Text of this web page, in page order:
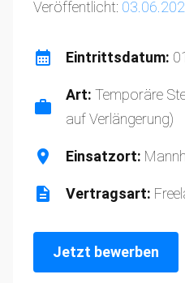
Veröffentlicht:
Eintrittsdatum:
Art: Temporäre
auf Verlängerung)
Einsatzort:
Vertragsart:
Jetzt bewerben